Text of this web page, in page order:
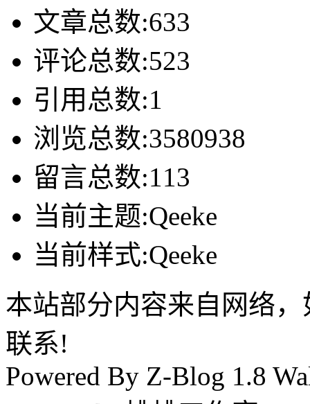
文章总数:633
评论总数:523
引用总数:1
浏览总数:3580938
留言总数:113
当前主题:Qeeke
当前样式:Qeeke
本站部分内容来自网络
联系!
Powered By Z-Blog 1.8